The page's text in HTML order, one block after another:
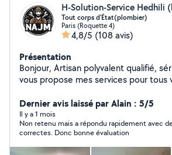
H-Solution-Service Hedhili
Tout corps d'État(plombier)
Paris (Roquette 4)
4,8/5 (108 avis)
Présentation
Bonjour, Artisan polyvalent qualifié, sérieux et réactif, je
vous propose mes services pour tous
un haut niveau de qualité et de finition. Plomberie &
installation sanitaire Installation,
dépannage de WC, éviers, lavabos,
et receveurs de douche. Intervention
fuite ou panne urgente. Installation électrique &
Dernier avis laissé par Alain : 5/5
Il y a 1 mois
Non retenu mais a répondu rapidement avec
correctes. Donc bonne évaluation